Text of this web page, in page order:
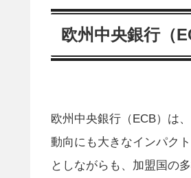
欧州中央銀行（
欧州中央銀行（ECB）は
動向にも大きなインパク
としながらも、加盟国の